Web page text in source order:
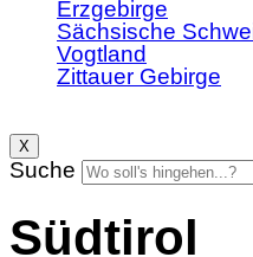
Erzgebirge
Sächsische
Vogtland
Zittauer Gebirge
X
Suche
Südtirol